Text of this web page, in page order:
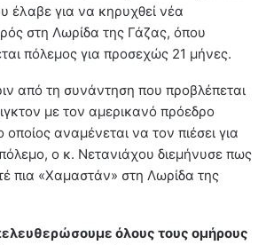
έλαβε για να κηρυχθεί νέα
στη Λωρίδα της Γάζας, όπου
πόλεμος για προσεχώς 21 μήνες.
από τη συνάντηση που προβλέπεται
με τον αμερικανό πρόεδρο
αναμένεται να τον πιέσει για
ο κ. Νετανιάχου διεμήνυσε πως
πια «Χαμαστάν» στη Λωρίδα της
όλους τους ομήρους